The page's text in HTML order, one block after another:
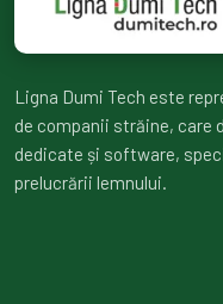
Ligna Dumi Tech este
de companii străine, care
dedicate și software,
prelucrării lemnului.